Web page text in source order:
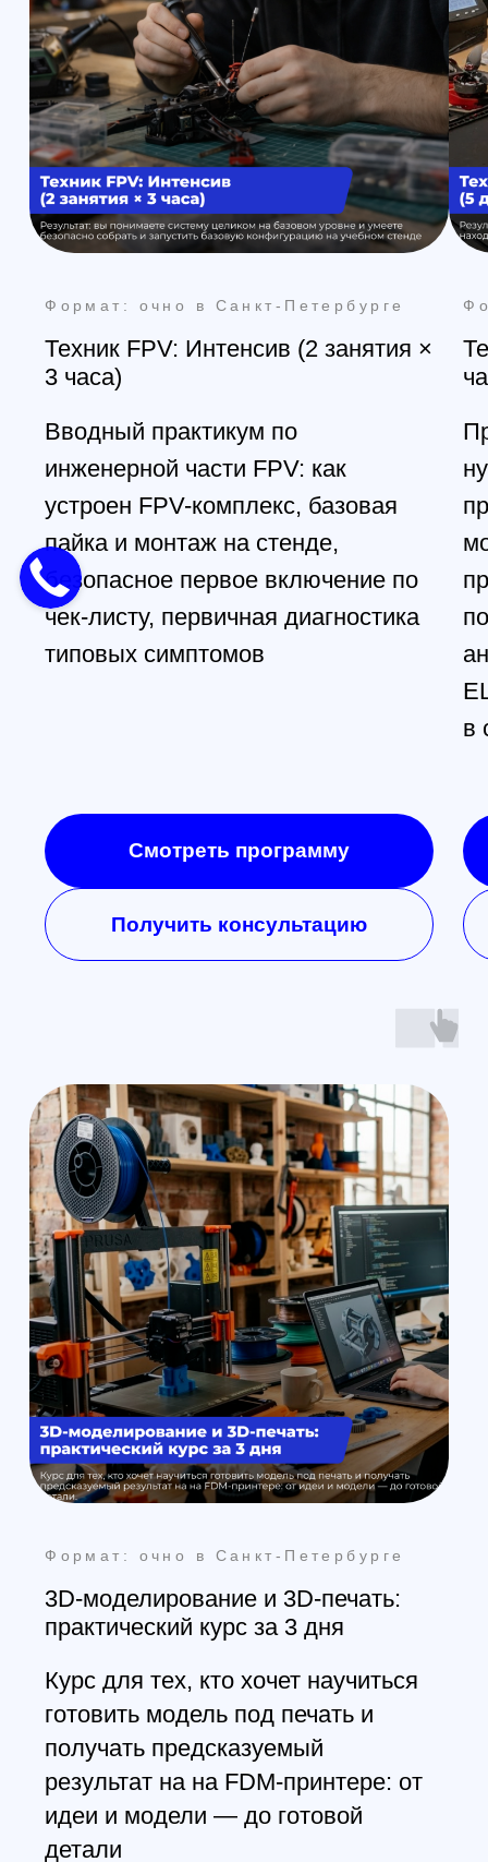
Остались вопросы?
Закажите обратный
звонок
Мы свяжемся с вами в самое
ближайшее время
Заказать звонок
Магазин
Производство
Санкт-Петербург
Доставка и оплата из интернет-
магазина
Условия возврата товара
+7 (812) 648-47-42